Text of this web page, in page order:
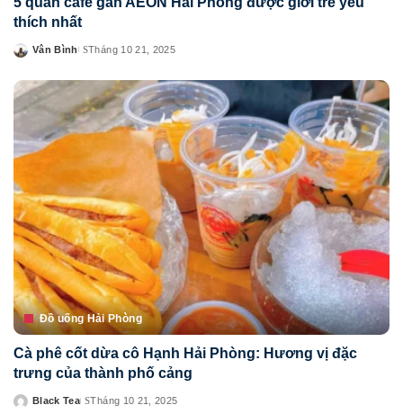
thích nhất
Posted
Vân Bình Tháng 10 21, 2025
Đồ uống Hải Phòng
Cà phê cốt dừa cô Hạnh Hải Phòng: Hương vị đặc
trưng của thành phố cảng
Posted
Black Tea Tháng 10 21, 2025